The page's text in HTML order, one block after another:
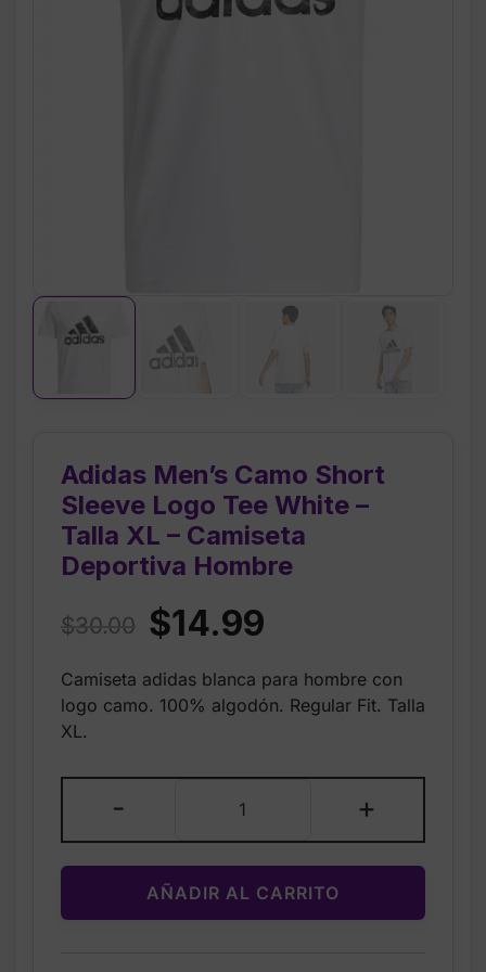
Adidas Men’s Camo Short
Sleeve Logo Tee White –
Talla XL – Camiseta
Deportiva Hombre
$30.00 Original
was:
$14.99
is:
Camiseta adidas blanca para hombre con
logo camo. 100% algodón. Regular Fit. Talla
XL.
-
Men’s
Camo
Short
Sleeve
Logo
+
AÑADIR AL CARRITO